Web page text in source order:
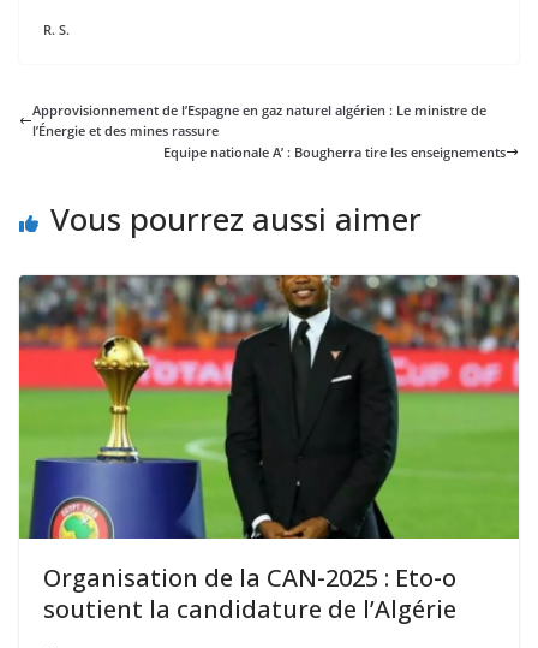
R. S.
Approvisionnement de l’Espagne en gaz naturel algérien : Le ministre de
l’Énergie et des mines rassure
Equipe nationale A’ : Bougherra tire les enseignements
Vous pourrez aussi aimer
Organisation de la CAN-2025 : Eto-o
soutient la candidature de l’Algérie